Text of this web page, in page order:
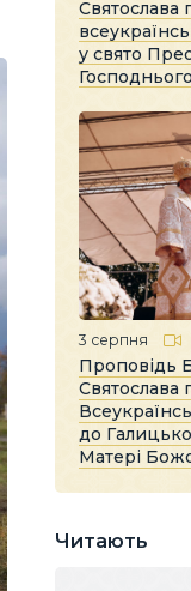
Святослава
у свято
Господнього
3 серпня
Проповідь
Святослава
до
Матері
Читають